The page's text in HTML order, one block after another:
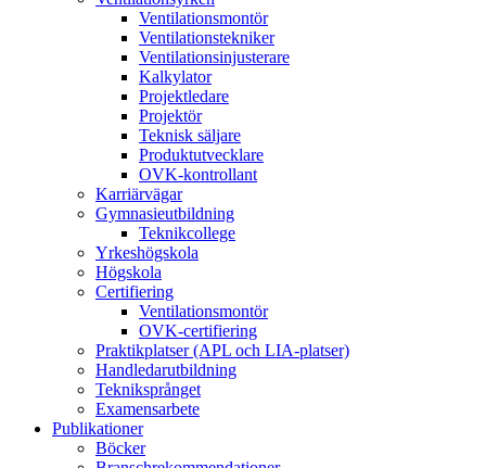
Ventilationsmontör
Ventilationstekniker
Ventilationsinjusterare
Kalkylator
Projektledare
Projektör
Teknisk säljare
Produktutvecklare
OVK-kontrollant
Karriärvägar
Gymnasieutbildning
Teknikcollege
Yrkeshögskola
Högskola
Certifiering
Ventilationsmontör
OVK-certifiering
Praktikplatser (APL och LIA-platser)
Handledarutbildning
Tekniksprånget
Examensarbete
Publikationer
Böcker